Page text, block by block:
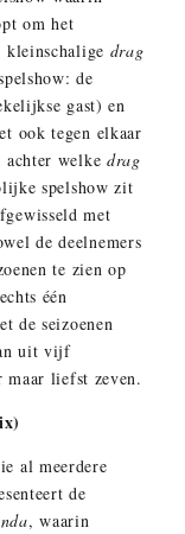
om het
kleinschalige drag
de
gast) en
ook tegen elkaar
achter welke drag
spelshow zit
met
de deelnemers
te zien op
één
de seizoenen
uit vijf
maar liefst zeven.
al meerdere
de
, waarin